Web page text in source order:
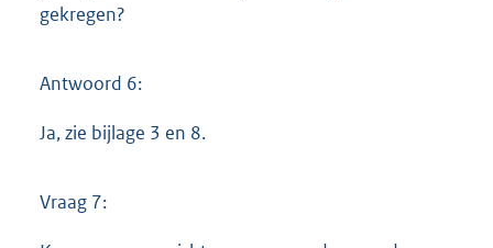
gekregen?
Antwoord 6:
Ja, zie bijlage 3 en 8.
Vraag 7: